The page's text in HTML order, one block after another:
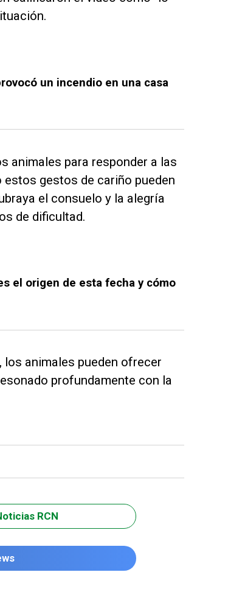
un incendio en una casa
animales para responder a las
gestos de cariño pueden
el consuelo y la alegría
de dificultad.
el origen de esta fecha y cómo
los animales pueden ofrecer
profundamente con la
RCN